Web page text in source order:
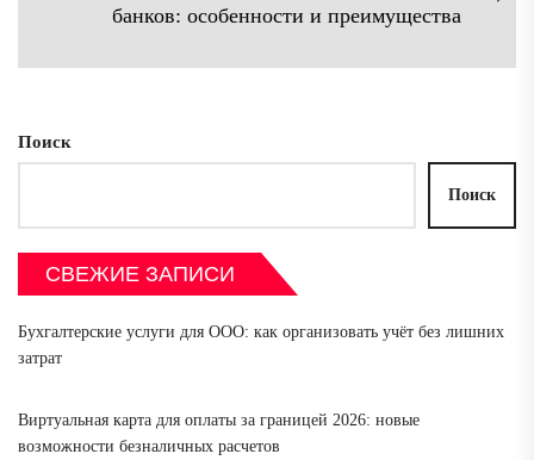
банков: особенности и преимущества
Поиск
Поиск
СВЕЖИЕ ЗАПИСИ
Бухгалтерские услуги для ООО: как организовать учёт без лишних
затрат
Виртуальная карта для оплаты за границей 2026: новые
возможности безналичных расчетов